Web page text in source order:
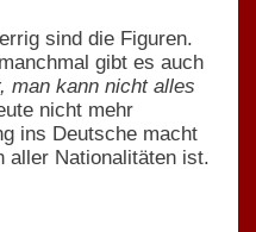
sind die Figuren.
gibt es auch
man kann nicht alles
nicht mehr
ins Deutsche macht
aller Nationalitäten ist.